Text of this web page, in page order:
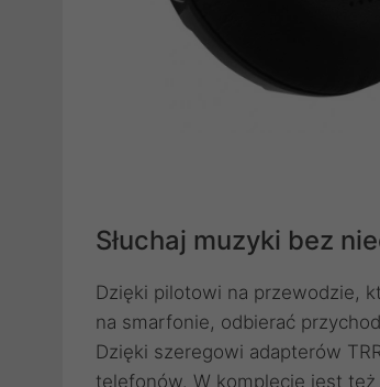
Słuchaj muzyki bez
Dzięki pilotowi na przewodzie,
na smarfonie, odbierać
Dzięki szeregowi adapterów
telefonów. W komplecie jest